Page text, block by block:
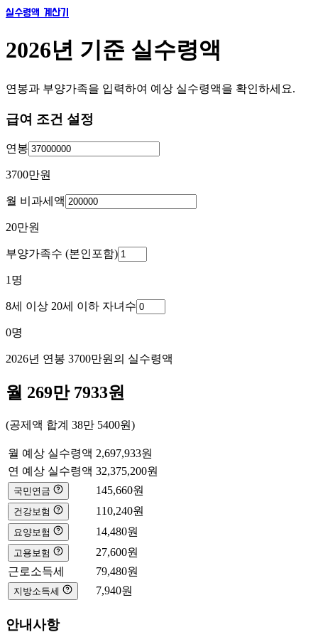
실수령액 계산기
2026년 기준 실수령액
연봉과 부양가족을 입력하여 예상 실수령액을 확인하세요.
급여 조건 설정
연봉
3700만원
월 비과세액
20만원
부양가족수 (본인포함)
1 명
8세 이상 20세 이하 자녀수
0명
2026년 연봉 3700만원의 실수령액
월 269만 7933원
(공제액 합계 38만 5400원)
월 예상 실수령액 2,697,933원
연 예상 실수령액 32,375,200원
국민연금 145,660원
건강보험 110,240원
요양보험 14,480원
고용보험 27,600원
근로소득세
79,480원
지방소득세 7,940원
안내사항